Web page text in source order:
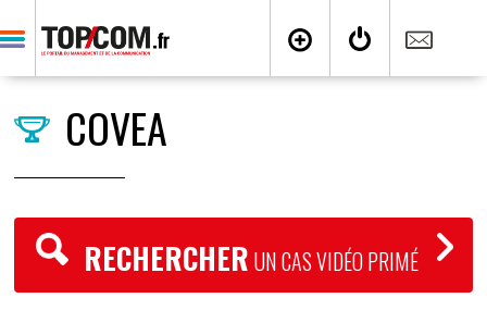
COVEA
RECHERCHER UN CAS VIDÉO PRIMÉ